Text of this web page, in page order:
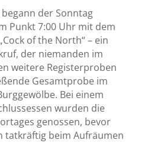
der Sonntag
Punkt 7:00 Uhr mit dem
of the North“ – ein
der niemanden im
weitere Registerproben
Gesamtprobe im
Bei einem
wurden die
genossen, bevor
tatkräftig beim Aufräumen